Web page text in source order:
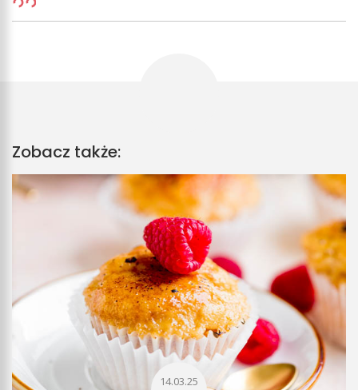
Zobacz także:
14.03.25